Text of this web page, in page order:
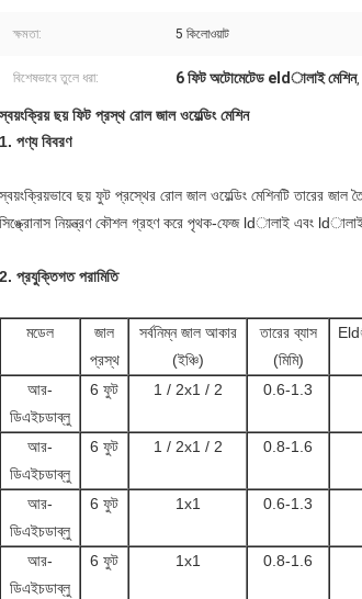
ক্ষমতা: 5 কিলোওয়াট
বিশেষভাবে তুলে ধরা: 6 ফিট অটোমেটেড eldালাই মেশিন,
স্বয়ংক্রিয় ছয় ফিট প্রস্থ রোল জাল ওয়েল্ডিং মেশিন
1. পণ্য বিবরণ
স্বয়ংক্রিয়ভাবে ছয় ফুট প্রস্থের রোল জাল ওয়েল্ডিং মেশিনটি তারের
সিঙ্ক্রোনাস নিয়ন্ত্রণ কৌশল গ্রহণ করে পৃথক-ফেজ ldালাই এবং ldালাই
2. প্রযুক্তিগত পরামিতি
মডেল
জাল
প্রস্থ
সর্বনিম্ন জাল আকার
(ইঞ্চি)
তারের ব্যাস
(মিমি)
আর-
ডিএইচডাব্লু
6 ফুট 1 / 2x1 / 2 0.6-1.3
আর-
ডিএইচডাব্লু
6 ফুট 1 / 2x1 / 2 0.8-1.6
আর-
ডিএইচডাব্লু
6 ফুট 1x1 0.6-1.3
আর-
ডিএইচডাব্লু
6 ফুট 1x1 0.8-1.6